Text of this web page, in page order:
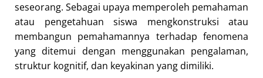
seseorang. Sebagai upaya memperoleh pemahaman
atau pengetahuan siswa mengkonstruksi atau
membangun pemahamannya terhadap fenomena
yang ditemui dengan menggunakan pengalaman,
struktur kognitif, dan keyakinan yang dimiliki.